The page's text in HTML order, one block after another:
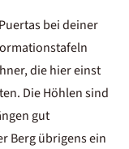
bei deiner
die hier einst
Die Höhlen sind
gut
Berg übrigens ein